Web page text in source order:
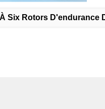
Six Rotors D'endurance